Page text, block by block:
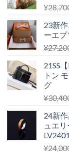
¥
23新
ーエ
¥
21SS
トン
グ
¥
24新
ュエ
¥